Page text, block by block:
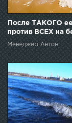
После ТАКОГО
против ВСЕХ на
Менеджер Антон